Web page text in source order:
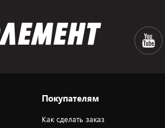
Покупателям
Как сделать заказ